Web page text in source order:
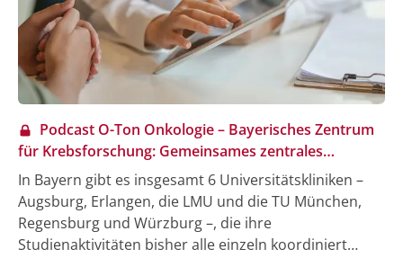
therapieassoziierte Symptome und Nebenwirkungen
zu reduzieren und die Lebensqualität zu verbessern.
Podcast O-Ton Onkologie – Bayerisches Zentrum
für Krebsforschung: Gemeinsames zentrales
Studienregister für Bayern
In Bayern gibt es insgesamt 6 Universitätskliniken –
Augsburg, Erlangen, die LMU und die TU München,
Regensburg und Würzburg –, die ihre
Studienaktivitäten bisher alle einzeln koordiniert